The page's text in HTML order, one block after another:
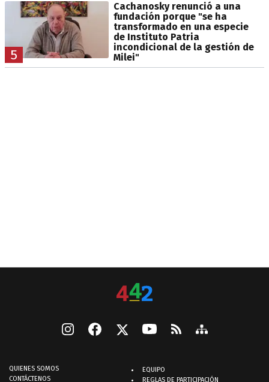
5
Cachanosky renunció a una
fundación porque "se ha
transformado en una especie
de Instituto Patria
incondicional de la gestión de
Milei"
QUIENES SOMOS
CONTÁCTENOS
EQUIPO
REGLAS DE PARTICIPACIÓN